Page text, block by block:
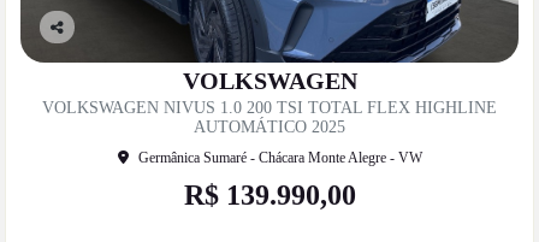
he
VOLKSWAGEN
VOLKSWAGEN NIVUS 1.0 200 TSI TOTAL FLEX HIGHLINE
AUTOMÁTICO 2025
Germânica Sumaré - Chácara Monte Alegre - VW
R$ 139.990,00